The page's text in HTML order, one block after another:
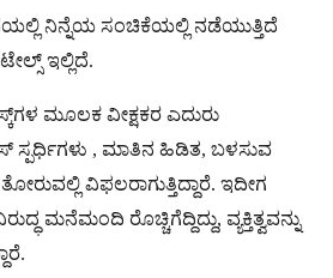
ನಿನ್ನೆಯ ಸಂಚಿಕೆಯಲ್ಲಿ ನಡೆಯುತ್ತಿದೆ
ಇಲ್ಲಿದೆ.
ಮೂಲಕ ವೀಕ್ಷಕರ ಎದುರು
ಸ್ಪರ್ಧಿಗಳು , ಮಾತಿನ ಹಿಡಿತ, ಬಳಸುವ
ವಿಫಲರಾಗುತ್ತಿದ್ದಾರೆ. ಇದೀಗ
ಮನೆಮಂದಿ ರೊಚ್ಚಿಗೆದ್ದಿದ್ದು, ವ್ಯಕ್ತಿತ್ವವನ್ನು